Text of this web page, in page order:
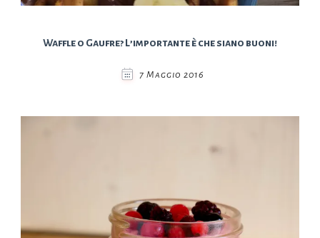
Waffle o Gaufre? L’importante è che siano buoni!
7 Maggio 2016